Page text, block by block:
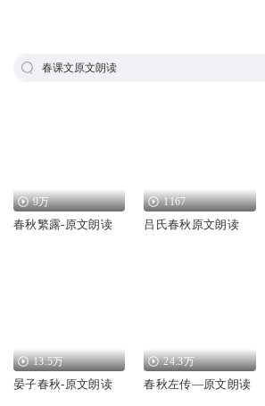
春课文原文朗读
9万
春秋繁露-原文朗读
1167
吕氏春秋原文朗读
13.5万
晏子春秋-原文朗读
24.3万
春秋左传—原文朗读